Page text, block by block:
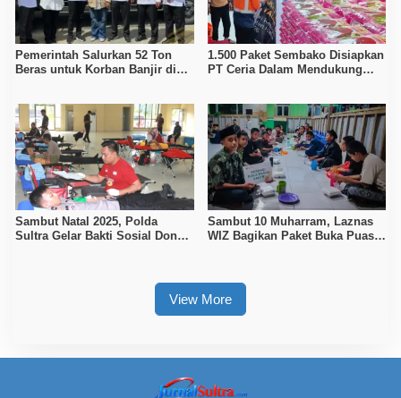
Pemerintah Salurkan 52 Ton
Beras untuk Korban Banjir di
1.500 Paket Sembako Disiapkan
PT Ceria Dalam Mendukung
Sambut Natal 2025, Polda
Sultra Gelar Bakti Sosial Donor
Sambut 10 Muharram, Laznas
WIZ Bagikan Paket Buka Puasa
View More